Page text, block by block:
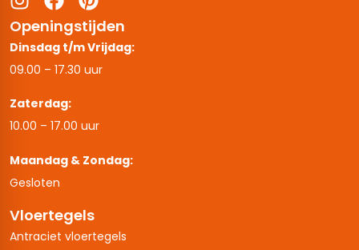
Openingstijden
Dinsdag t/m Vrijdag:
09.00 – 17.30 uur
Zaterdag:
10.00 – 17.00 uur
Maandag & Zondag:
Gesloten
Vloertegels
Antraciet vloertegels